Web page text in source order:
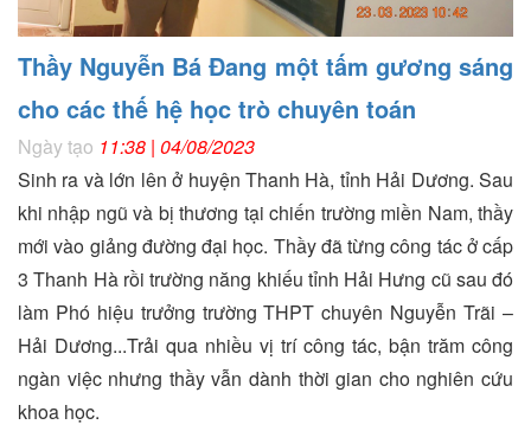
Thầy Nguyễn Bá Đang một tấm gương sáng
cho các thế hệ học trò chuyên toán
Ngày tạo 11:38 | 04/08/2023
Sinh ra và lớn lên ở huyện Thanh Hà, tỉnh Hải Dương. Sau
khi nhập ngũ và bị thương tại chiến trường miền Nam, thầy
mới vào giảng đường đại học. Thầy đã từng công tác ở cấp
3 Thanh Hà rồi trường năng khiếu tỉnh Hải Hưng cũ sau đó
làm Phó hiệu trưởng trường THPT chuyên Nguyễn Trãi –
Hải Dương...Trải qua nhiều vị trí công tác, bận trăm công
ngàn việc nhưng thầy vẫn dành thời gian cho nghiên cứu
khoa học.